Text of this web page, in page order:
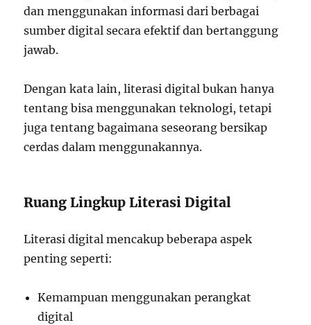
dan menggunakan informasi dari berbagai
sumber digital secara efektif dan bertanggung
jawab.
Dengan kata lain, literasi digital bukan hanya
tentang bisa menggunakan teknologi, tetapi
juga tentang bagaimana seseorang bersikap
cerdas dalam menggunakannya.
Ruang Lingkup Literasi Digital
Literasi digital mencakup beberapa aspek
penting seperti:
Kemampuan menggunakan perangkat
digital